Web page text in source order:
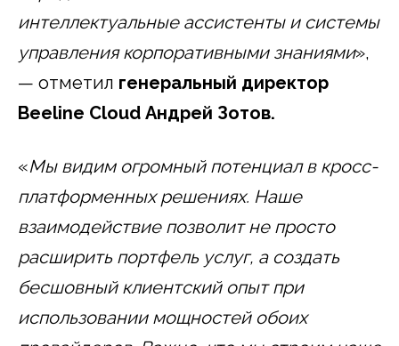
интеллектуальные ассистенты и системы
управления корпоративными знаниями»,
— отметил генеральный директор
Beeline Cloud Андрей Зотов.
«Мы видим огромный потенциал в кросс-
платформенных решениях. Наше
взаимодействие позволит не просто
расширить портфель услуг, а создать
бесшовный клиентский опыт при
использовании мощностей обоих